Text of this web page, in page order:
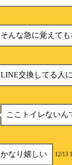
そんな急に覚えて
LINE交換してる人
ここトイレないん
かなり嬉しい 12/13